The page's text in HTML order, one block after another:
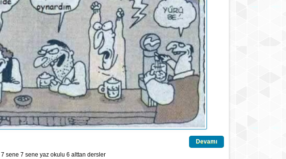
Devamı
7 sene 7 sene yaz okulu 6 alttan dersler